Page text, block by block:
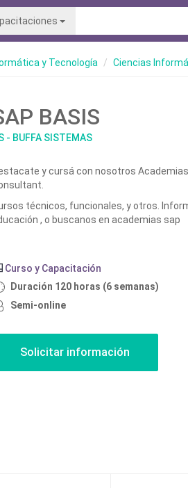
y Tecnología Ciencias
BASIS
- BUFFA SISTEMAS
y cursá con nosotros
técnicos, funcionales, y otros.
, o buscanos en academias sap
Curso y Capacitación
Duración 120 horas (6 semanas)
Semi-online